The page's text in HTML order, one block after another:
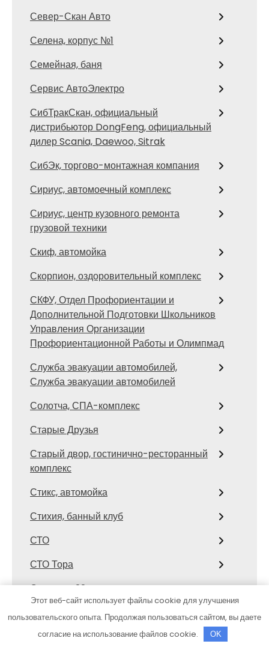
Север-Скан Авто
Селена, корпус №1
Семейная, баня
Сервис АвтоЭлектро
СибТракСкан, официальный
дистрибьютор DongFeng, официальный
дилер Scania, Daewoo, Sitrak
СибЭк, торгово-монтажная компания
Сириус, автомоечный комплекс
Сириус, центр кузовного ремонта
грузовой техники
Скиф, автомойка
Скорпион, оздоровительный комплекс
СКФУ, Отдел Профориентации и
Дополнительной Подготовки Школьников
Управления Организации
Профориентационной Работы и Олимпмад
Служба эвакуации автомобилей,
Служба эвакуации автомобилей
Солотча, СПА-комплекс
Старые Друзья
Старый двор, гостинично-ресторанный
комплекс
Стикс, автомойка
Стихия, банный клуб
СТО
СТО Тора
Столярка 22, производственно-
торговая компания
Этот веб-сайт использует файлы cookie для улучшения
пользовательского опыта. Продолжая пользоваться сайтом, вы даете
согласие на использование файлов cookie.
OK